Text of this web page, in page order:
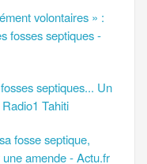
volontaires » :
fosses septiques -
septiques... Un
Tahiti
fosse septique,
amende - Actu.fr